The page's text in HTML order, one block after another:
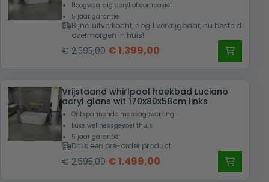
Hoogwaardig acryl of composiet
5 jaar garantie
Bijna uitverkocht, nog 1 verkrijgbaar, nu besteld
overmorgen in huis!
€2.595,00 Oorspronkelijke
was:
€ 2.595,00.
€1.399,00
is:
€ 1.399,00.
Vrijstaand whirlpool hoekbad Luciano
acryl glans wit 170x80x58cm links
Ontspannende massagewerking
Luxe wellnessgevoel thuis
5 jaar garantie
Dit is een pre-order product
€2.595,00 Oorspronkelijke
€1.499,00